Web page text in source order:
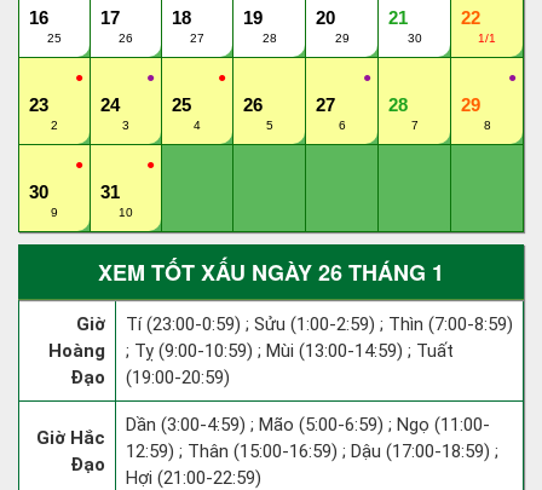
16
25
17
26
18
27
19
28
20
29
21
30
22
1/1
●
23
2
●
24
3
●
25
4
26
5
●
27
6
28
7
●
29
8
●
30
9
●
31
10
XEM TỐT XẤU NGÀY 26 THÁNG 1
Giờ
Hoàng
Đạo
Tí (23:00-0:59) ; Sửu (1:00-2:59) ; Thìn (7:00-8:59)
; Tỵ (9:00-10:59) ; Mùi (13:00-14:59) ; Tuất
(19:00-20:59)
Giờ Hắc
Đạo
Dần (3:00-4:59) ; Mão (5:00-6:59) ; Ngọ (11:00-
12:59) ; Thân (15:00-16:59) ; Dậu (17:00-18:59) ;
Hợi (21:00-22:59)